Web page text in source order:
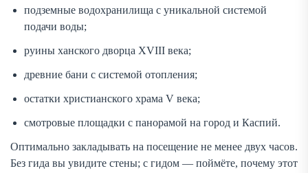
подземные водохранилища с уникальной системой
подачи воды;
руины ханского дворца XVIII века;
древние бани с системой отопления;
остатки христианского храма V века;
смотровые площадки с панорамой на город и Каспий.
Оптимально закладывать на посещение не менее двух часов.
Без гида вы увидите стены; с гидом — поймёте, почему этот